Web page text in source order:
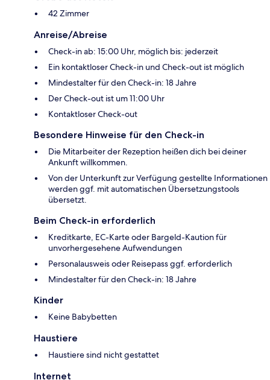
42 Zimmer
Anreise/Abreise
Check-in ab: 15:00 Uhr, möglich bis: jederzeit
Ein kontaktloser Check-in und Check-out ist möglich
Mindestalter für den Check-in: 18 Jahre
Der Check-out ist um 11:00 Uhr
Kontaktloser Check-out
Besondere Hinweise für den Check-in
Die Mitarbeiter der Rezeption heißen dich bei deiner
Ankunft willkommen.
Von der Unterkunft zur Verfügung gestellte Informationen
werden ggf. mit automatischen Übersetzungstools
übersetzt.
Beim Check-in erforderlich
Kreditkarte, EC-Karte oder Bargeld-Kaution für
unvorhergesehene Aufwendungen
Personalausweis oder Reisepass ggf. erforderlich
Mindestalter für den Check-in: 18 Jahre
Kinder
Keine Babybetten
Haustiere
Haustiere sind nicht gestattet
Internet